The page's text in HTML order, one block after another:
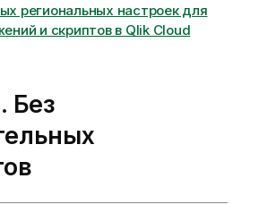
региональных настроек для
и скриптов в Qlik Cloud
Без